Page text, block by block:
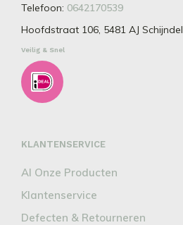
Telefoon: 0642170539
Hoofdstraat 106, 5481 AJ Schijndel
Veilig & Snel
KLANTENSERVICE
Al Onze Producten
Klantenservice
Defecten & Retourneren